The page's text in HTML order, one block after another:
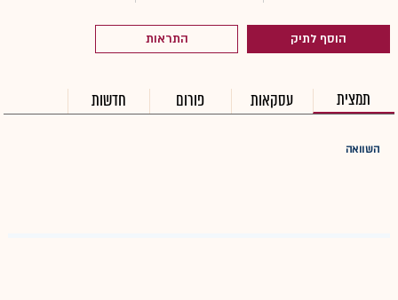
הוסף לתיק התראות
תמצית עסקאות פורום חדשות
השוואה